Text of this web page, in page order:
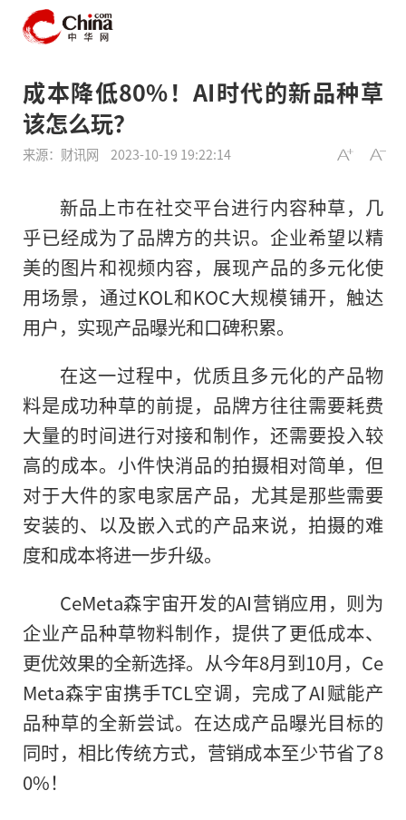
成本降低80%！AI时代的新品种草
该怎么玩？
来源：财讯网 2023-10-19 19:22:14
新品上市在社交平台进行内容种草，几
乎已经成为了品牌方的共识。企业希望以精
美的图片和视频内容，展现产品的多元化使
用场景，通过KOL和KOC大规模铺开，触达
用户，实现产品曝光和口碑积累。
在这一过程中，优质且多元化的产品物
料是成功种草的前提，品牌方往往需要耗费
大量的时间进行对接和制作，还需要投入较
高的成本。小件快消品的拍摄相对简单，但
对于大件的家电家居产品，尤其是那些需要
安装的、以及嵌入式的产品来说，拍摄的难
度和成本将进一步升级。
CeMeta森宇宙开发的AI营销应用，则为
企业产品种草物料制作，提供了更低成本、
更优效果的全新选择。从今年8月到10月，Ce
Meta森宇宙携手TCL空调，完成了AI赋能产
品种草的全新尝试。在达成产品曝光目标的
同时，相比传统方式，营销成本至少节省了8
0%！